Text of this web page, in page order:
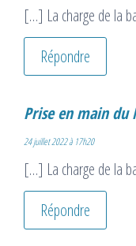
[…] La charge de la
Répondre
Prise en main du
24 juillet 2022 à 17h20
[…] La charge de la
Répondre